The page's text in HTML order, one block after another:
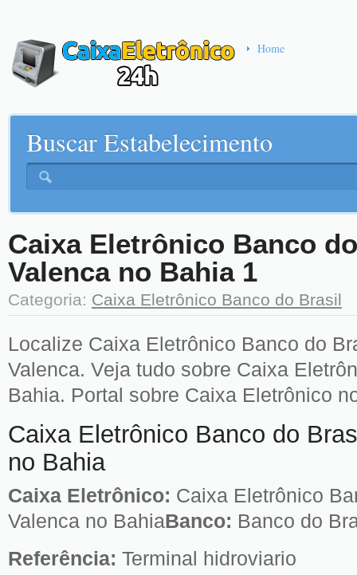
Home
Buscar Estabelecimento
Caixa Eletrônico Banco
Valenca no Bahia 1
Categoria: Caixa Eletrônico Banco do Brasil
Localize Caixa Eletrônico Banco do
Valenca. Veja tudo sobre Caixa
Bahia. Portal sobre Caixa Eletrônico
Caixa Eletrônico Banco do
no Bahia
Caixa Eletrônico: Caixa Eletrônico
Valenca no BahiaBanco: Banco do
Referência: Terminal hidroviario